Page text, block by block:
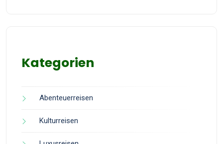
Kategorien
Abenteuerreisen
Kulturreisen